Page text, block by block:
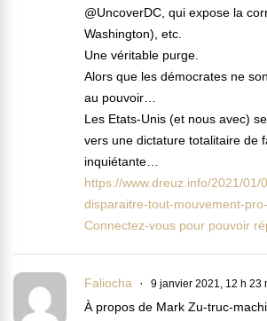
@UncoverDC, qui expose la
Washington), etc.
Une véritable purge.
Alors que les démocrates ne
au pouvoir…
Les Etats-Unis (et nous avec)
vers une dictature totalitaire de
inquiétante…
https://www.dreuz.info/2021/01/
disparaitre-tout-mouvement-
Connectez-vous pour pouvoir
Faliocha 9 janvier 2021, 12 h 23
À propos de Mark Zu-truc-